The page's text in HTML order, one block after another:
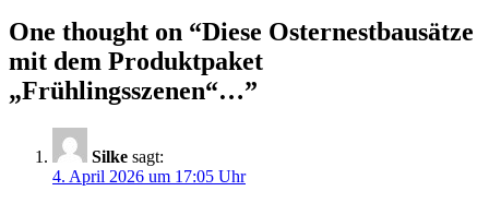
One thought on “Diese Osternestbausätze
mit dem Produktpaket
„Frühlingsszenen“…”
Silke sagt:
4. April 2026 um 17:05 Uhr